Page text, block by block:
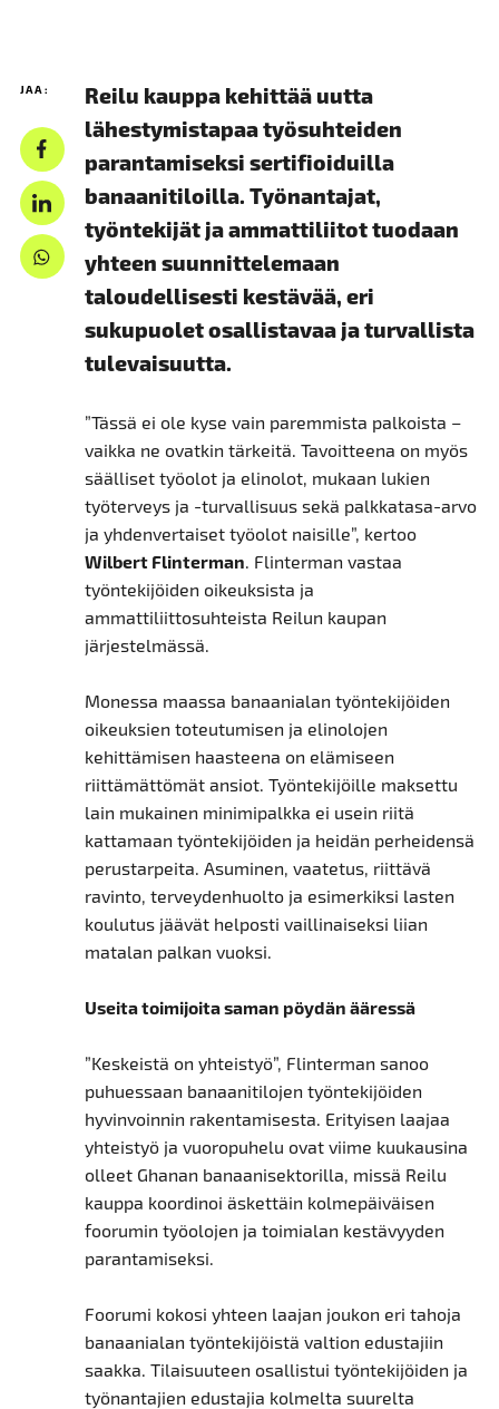
JAA:
Reilu kauppa kehittää uutta
lähestymistapaa työsuhteiden
parantamiseksi sertifioiduilla
banaanitiloilla. Työnantajat,
työntekijät ja ammattiliitot tuodaan
yhteen suunnittelemaan
taloudellisesti kestävää, eri
sukupuolet osallistavaa ja turvallista
tulevaisuutta.
”Tässä ei ole kyse vain paremmista palkoista –
vaikka ne ovatkin tärkeitä. Tavoitteena on myös
säälliset työolot ja elinolot, mukaan lukien
työterveys ja -turvallisuus sekä palkkatasa-arvo
ja yhdenvertaiset työolot naisille”, kertoo
Wilbert Flinterman. Flinterman vastaa
työntekijöiden oikeuksista ja
ammattiliittosuhteista Reilun kaupan
järjestelmässä.
Monessa maassa banaanialan työntekijöiden
oikeuksien toteutumisen ja elinolojen
kehittämisen haasteena on elämiseen
riittämättömät ansiot. Työntekijöille maksettu
lain mukainen minimipalkka ei usein riitä
kattamaan työntekijöiden ja heidän perheidensä
perustarpeita. Asuminen, vaatetus, riittävä
ravinto, terveydenhuolto ja esimerkiksi lasten
koulutus jäävät helposti vaillinaiseksi liian
matalan palkan vuoksi.
Useita toimijoita saman pöydän ääressä
”Keskeistä on yhteistyö”, Flinterman sanoo
puhuessaan banaanitilojen työntekijöiden
hyvinvoinnin rakentamisesta. Erityisen laajaa
yhteistyö ja vuoropuhelu ovat viime kuukausina
olleet Ghanan banaanisektorilla, missä Reilu
kauppa koordinoi äskettäin kolmepäiväisen
foorumin työolojen ja toimialan kestävyyden
parantamiseksi.
Foorumi kokosi yhteen laajan joukon eri tahoja
banaanialan työntekijöistä valtion edustajiin
saakka. Tilaisuuteen osallistui työntekijöiden ja
työnantajien edustajia kolmelta suurelta